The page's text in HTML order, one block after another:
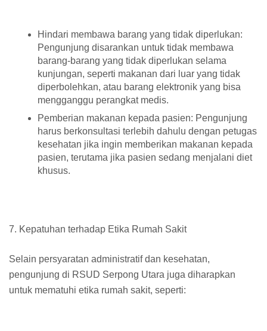
Hindari membawa barang yang tidak diperlukan:
Pengunjung disarankan untuk tidak membawa
barang-barang yang tidak diperlukan selama
kunjungan, seperti makanan dari luar yang tidak
diperbolehkan, atau barang elektronik yang bisa
mengganggu perangkat medis.
Pemberian makanan kepada pasien: Pengunjung
harus berkonsultasi terlebih dahulu dengan petugas
kesehatan jika ingin memberikan makanan kepada
pasien, terutama jika pasien sedang menjalani diet
khusus.
7. Kepatuhan terhadap Etika Rumah Sakit
Selain persyaratan administratif dan kesehatan,
pengunjung di RSUD Serpong Utara juga diharapkan
untuk mematuhi etika rumah sakit, seperti: